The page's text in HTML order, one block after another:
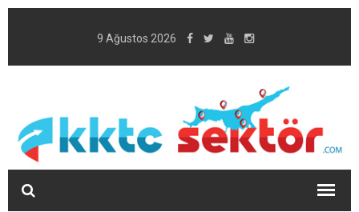
9 Ağustos 2026